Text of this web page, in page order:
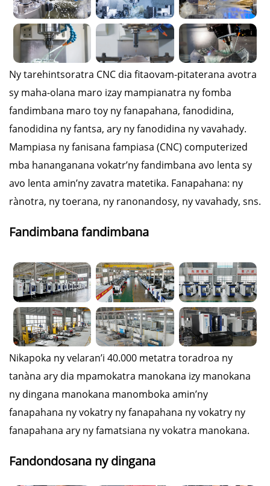
Ny tarehintsoratra CNC dia fitaovam-pitaterana avotra
sy maha-olana maro izay mampianatra ny fomba
fandimbana maro toy ny fanapahana, fanodidina,
fanodidina ny fantsa, ary ny fanodidina ny vavahady.
Mampiasa ny fanisana fampiasa (CNC) computerized
mba hananganana vokatr’ny fandimbana avo lenta sy
avo lenta amin’ny zavatra matetika. Fanapahana: ny
rànotra, ny toerana, ny ranonandosy, ny vavahady, sns.
Fandimbana fandimbana
Nikapoka ny velaran’i 40.000 metatra toradroa ny
tanàna ary dia mpamokatra manokana izy manokana
ny dingana manokana manomboka amin’ny
fanapahana ny vokatry ny fanapahana ny vokatry ny
fanapahana ary ny famatsiana ny vokatra manokana.
Fandondosana ny dingana